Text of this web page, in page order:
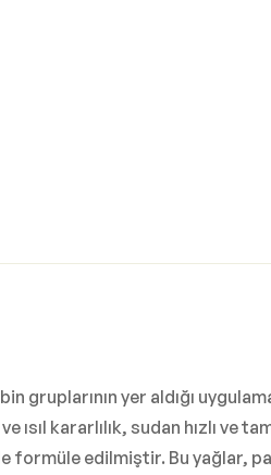
gruplarının yer aldığı
kararlılık, sudan hızlı ve
formüle edilmiştir. Bu yağlar,